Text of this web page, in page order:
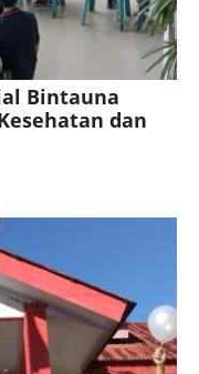
Bintauna
dan